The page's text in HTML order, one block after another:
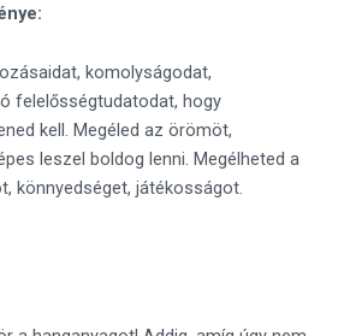
komolyságodat,
felelősségtudatodat, hogy
kell. Megéled az örömöt,
leszel boldog lenni. Megélheted a
könnyedséget, játékosságot.